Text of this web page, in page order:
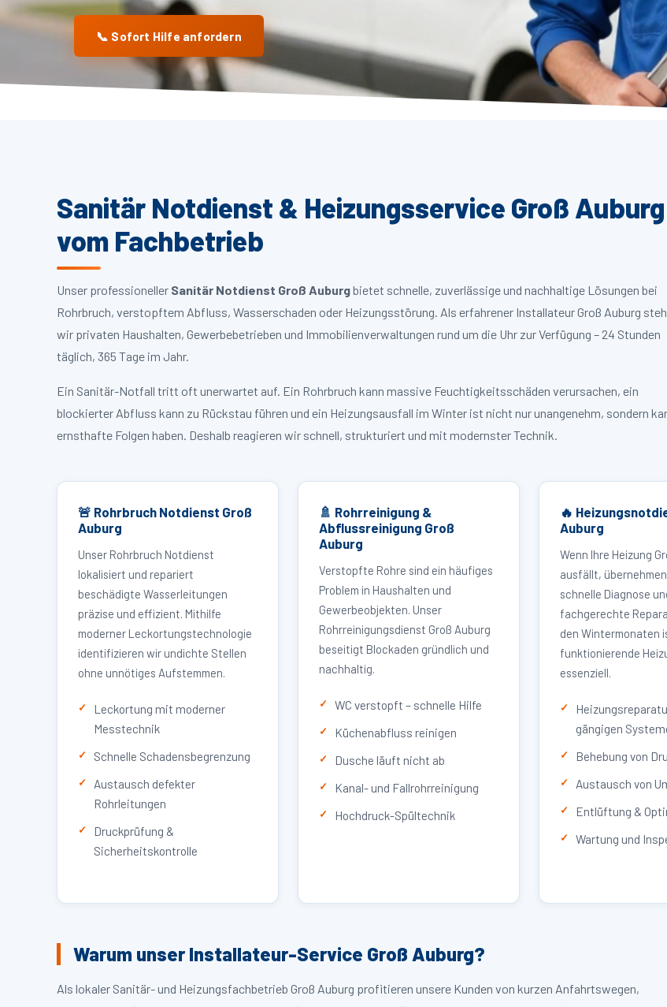
📞 Sofort Hilfe anfordern
Sanitär Notdienst & Heizungsservice Groß
vom Fachbetrieb
Unser professioneller Sanitär Notdienst Groß Auburgbietet schnelle, zuverlässige und nachhaltige Lösungen bei
Rohrbruch, verstopftem Abfluss, Wasserschaden oder Heizungsstörung. Als erfahrener Installateur Groß Auburg
wir privaten Haushalten, Gewerbebetrieben und Immobilienverwaltungen rund um die Uhr zur Verfügung – 24 Stunden
täglich, 365 Tage im Jahr.
Ein Sanitär-Notfall tritt oft unerwartet auf. Ein Rohrbruch kann massive Feuchtigkeitsschäden verursachen, ein
blockierter Abfluss kann zu Rückstau führen und ein Heizungsausfall im Winter ist nicht nur unangenehm, sondern
ernsthafte Folgen haben. Deshalb reagieren wir schnell, strukturiert und mit modernster Technik.
🚨 Rohrbruch Notdienst Groß
Auburg
Unser Rohrbruch Notdienst
lokalisiert und repariert
beschädigte Wasserleitungen
präzise und effizient. Mithilfe
moderner Leckortungstechnologie
identifizieren wir undichte Stellen
ohne unnötiges Aufstemmen.
Leckortung mit moderner
Messtechnik
Schnelle Schadensbegrenzung
Austausch defekter
Rohrleitungen
Druckprüfung &
Sicherheitskontrolle
🚿 Rohrreinigung &
Abflussreinigung Groß
Auburg
Verstopfte Rohre sind ein häufiges
Problem in Haushalten und
Gewerbeobjekten. Unser
Rohrreinigungsdienst Groß Auburg
beseitigt Blockaden gründlich und
nachhaltig.
WC verstopft – schnelle Hilfe
Küchenabfluss reinigen
Dusche läuft nicht ab
Kanal- und Fallrohrreinigung
Hochdruck-Spültechnik
🔥
Auburg
Wenn Ihre Heizung
ausfällt,
schnelle Diagnose
fachgerechte
den Wintermonaten
funktionierende
essenziell.
gängigen
Behebung von
Austausch von
Entlüftung &
Wartung und
Warum unser Installateur-Service Groß Auburg?
Als lokaler Sanitär- und Heizungsfachbetrieb Groß Auburg profitieren unsere Kunden von kurzen Anfahrtswegen,